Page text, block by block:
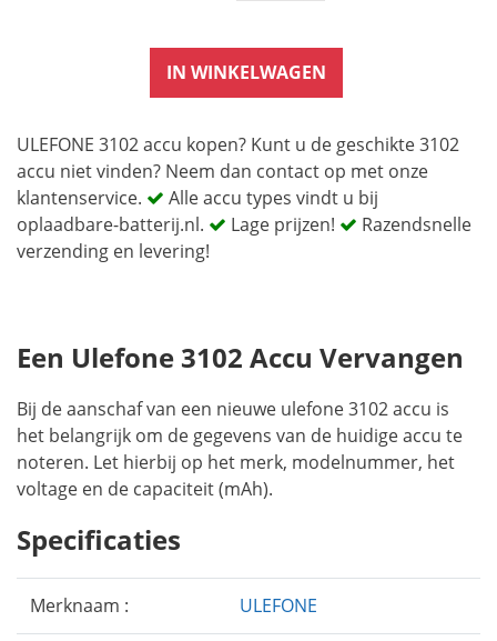
IN WINKELWAGEN
ULEFONE 3102 accu kopen? Kunt u de geschikte 3102
accu niet vinden? Neem dan contact op met onze
klantenservice.
Alle accu types vindt u bij
oplaadbare-batterij.nl.
Lage prijzen!
Razendsnelle
verzending en levering!
Een Ulefone 3102 Accu Vervangen
Bij de aanschaf van een nieuwe ulefone 3102 accu is
het belangrijk om de gegevens van de huidige accu te
noteren. Let hierbij op het merk, modelnummer, het
voltage en de capaciteit (mAh).
Specificaties
Merknaam : ULEFONE